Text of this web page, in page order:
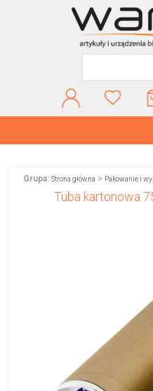
Grupa: Strona główna > Pakowanie i
Tuba kartonowa